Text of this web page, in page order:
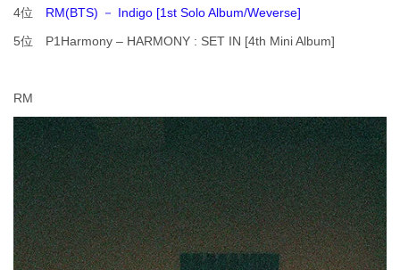
4位 RM(BTS) － Indigo [1st Solo Album/Weverse]
5位 P1Harmony – HARMONY : SET IN [4th Mini Album]
RM